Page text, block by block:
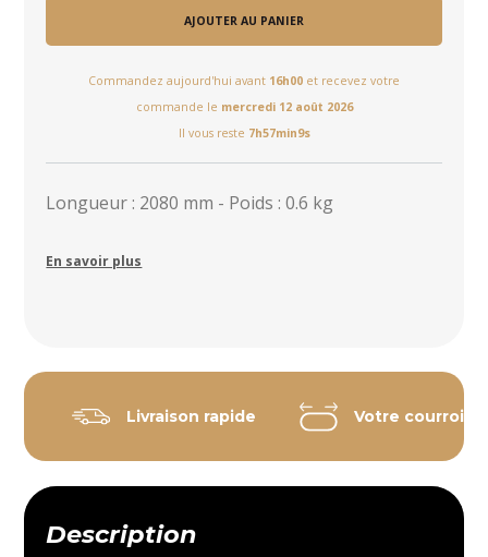
AJOUTER AU PANIER
Commandez aujourd'hui avant 16h00 et recevez votre
commande le mercredi 12 août 2026
Il vous reste 7h57min9s
Longueur : 2080 mm - Poids : 0.6 kg
En savoir plus
Livraison rapide Votre courroie
Description